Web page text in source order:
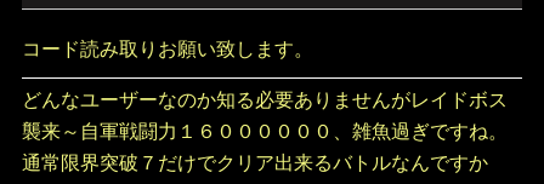
たいへんだけどがんばって
がんばって
がんばって
総評はどうですか？
うおw